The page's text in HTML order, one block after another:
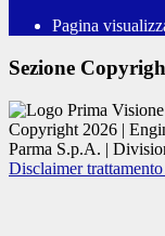
Pagina
Sezione
Copyright 2026 |
Parma S.p.A. |
Disclaimer